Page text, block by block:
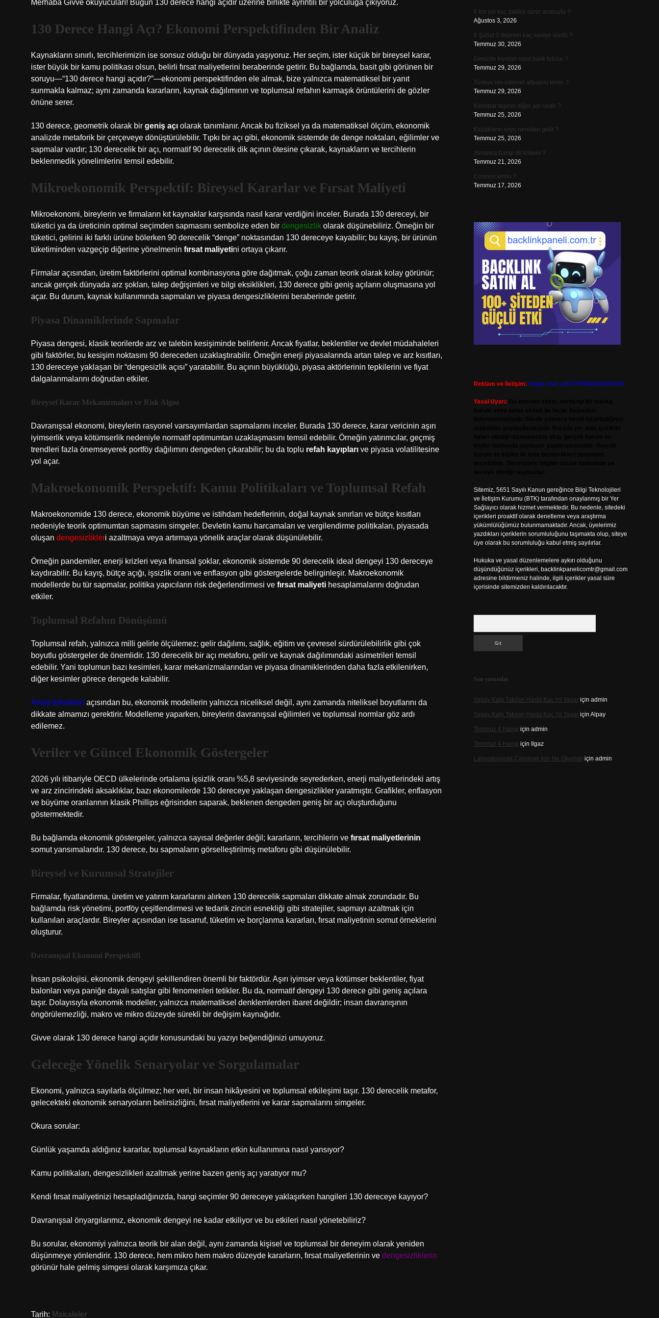
Merhaba Givve okuyucuları! Bugün 130 derece hangi açıdır üzerine birlikte ayrıntılı bir yolculuğa çıkıyoruz.
130 Derece Hangi Açı? Ekonomi Perspektifinden Bir Analiz
Kaynakların sınırlı, tercihlerimizin ise sonsuz olduğu bir dünyada yaşıyoruz. Her seçim, ister küçük bir bireysel karar,
ister büyük bir kamu politikası olsun, belirli fırsat maliyetlerini beraberinde getirir. Bu bağlamda, basit gibi görünen bir
soruyu—“130 derece hangi açıdır?”—ekonomi perspektifinden ele almak, bize yalnızca matematiksel bir yanıt
sunmakla kalmaz; aynı zamanda kararların, kaynak dağılımının ve toplumsal refahın karmaşık örüntülerini de gözler
önüne serer.
130 derece, geometrik olarak bir geniş açı olarak tanımlanır. Ancak bu fiziksel ya da matematiksel ölçüm, ekonomik
analizde metaforik bir çerçeveye dönüştürülebilir. Tıpkı bir açı gibi, ekonomik sistemde de denge noktaları, eğilimler ve
sapmalar vardır; 130 derecelik bir açı, normatif 90 derecelik dik açının ötesine çıkarak, kaynakların ve tercihlerin
beklenmedik yönelimlerini temsil edebilir.
Mikroekonomik Perspektif: Bireysel Kararlar ve Fırsat Maliyeti
Mikroekonomi, bireylerin ve firmaların kıt kaynaklar karşısında nasıl karar verdiğini inceler. Burada 130 dereceyi, bir
tüketici ya da üreticinin optimal seçimden sapmasını sembolize eden bir dengesizlik olarak düşünebiliriz. Örneğin bir
tüketici, gelirini iki farklı ürüne bölerken 90 derecelik “denge” noktasından 130 dereceye kayabilir; bu kayış, bir ürünün
tüketiminden vazgeçip diğerine yönelmenin fırsat maliyetini ortaya çıkarır.
Firmalar açısından, üretim faktörlerini optimal kombinasyona göre dağıtmak, çoğu zaman teorik olarak kolay görünür;
ancak gerçek dünyada arz şokları, talep değişimleri ve bilgi eksiklikleri, 130 derece gibi geniş açıların oluşmasına yol
açar. Bu durum, kaynak kullanımında sapmaları ve piyasa dengesizliklerini beraberinde getirir.
Piyasa Dinamiklerinde Sapmalar
Piyasa dengesi, klasik teorilerde arz ve talebin kesişiminde belirlenir. Ancak fiyatlar, beklentiler ve devlet müdahaleleri
gibi faktörler, bu kesişim noktasını 90 dereceden uzaklaştırabilir. Örneğin enerji piyasalarında artan talep ve arz kısıtları,
130 dereceye yaklaşan bir “dengesizlik açısı” yaratabilir. Bu açının büyüklüğü, piyasa aktörlerinin tepkilerini ve fiyat
dalgalanmalarını doğrudan etkiler.
Bireysel Karar Mekanizmaları ve Risk Algısı
Davranışsal ekonomi, bireylerin rasyonel varsayımlardan sapmalarını inceler. Burada 130 derece, karar vericinin aşırı
iyimserlik veya kötümserlik nedeniyle normatif optimumtan uzaklaşmasını temsil edebilir. Örneğin yatırımcılar, geçmiş
trendleri fazla önemseyerek portföy dağılımını dengeden çıkarabilir; bu da toplu refah kayıpları ve piyasa volatilitesine
yol açar.
Makroekonomik Perspektif: Kamu Politikaları ve Toplumsal Refah
Makroekonomide 130 derece, ekonomik büyüme ve istihdam hedeflerinin, doğal kaynak sınırları ve bütçe kısıtları
nedeniyle teorik optimumtan sapmasını simgeler. Devletin kamu harcamaları ve vergilendirme politikaları, piyasada
oluşan dengesizlikleri azaltmaya veya artırmaya yönelik araçlar olarak düşünülebilir.
Örneğin pandemiler, enerji krizleri veya finansal şoklar, ekonomik sistemde 90 derecelik ideal dengeyi 130 dereceye
kaydırabilir. Bu kayış, bütçe açığı, işsizlik oranı ve enflasyon gibi göstergelerde belirginleşir. Makroekonomik
modellerde bu tür sapmalar, politika yapıcıların risk değerlendirmesi ve fırsat maliyeti hesaplamalarını doğrudan
etkiler.
Toplumsal Refahın Dönüşümü
Toplumsal refah, yalnızca milli gelirle ölçülemez; gelir dağılımı, sağlık, eğitim ve çevresel sürdürülebilirlik gibi çok
boyutlu göstergeler de önemlidir. 130 derecelik bir açı metaforu, gelir ve kaynak dağılımındaki asimetrileri temsil
edebilir. Yani toplumun bazı kesimleri, karar mekanizmalarından ve piyasa dinamiklerinden daha fazla etkilenirken,
diğer kesimler görece dengede kalabilir.
Anlatı teknikleri açısından bu, ekonomik modellerin yalnızca niceliksel değil, aynı zamanda niteliksel boyutlarını da
dikkate almamızı gerektirir. Modelleme yaparken, bireylerin davranışsal eğilimleri ve toplumsal normlar göz ardı
edilemez.
Veriler ve Güncel Ekonomik Göstergeler
2026 yılı itibariyle OECD ülkelerinde ortalama işsizlik oranı %5,8 seviyesinde seyrederken, enerji maliyetlerindeki artış
ve arz zincirindeki aksaklıklar, bazı ekonomilerde 130 dereceye yaklaşan dengesizlikler yaratmıştır. Grafikler, enflasyon
ve büyüme oranlarının klasik Phillips eğrisinden saparak, beklenen dengeden geniş bir açı oluşturduğunu
göstermektedir.
Bu bağlamda ekonomik göstergeler, yalnızca sayısal değerler değil; kararların, tercihlerin ve fırsat maliyetlerinin
somut yansımalarıdır. 130 derece, bu sapmaların görselleştirilmiş metaforu gibi düşünülebilir.
Bireysel ve Kurumsal Stratejiler
Firmalar, fiyatlandırma, üretim ve yatırım kararlarını alırken 130 derecelik sapmaları dikkate almak zorundadır. Bu
bağlamda risk yönetimi, portföy çeşitlendirmesi ve tedarik zinciri esnekliği gibi stratejiler, sapmayı azaltmak için
kullanılan araçlardır. Bireyler açısından ise tasarruf, tüketim ve borçlanma kararları, fırsat maliyetinin somut örneklerini
oluşturur.
Davranışsal Ekonomi Perspektifi
İnsan psikolojisi, ekonomik dengeyi şekillendiren önemli bir faktördür. Aşırı iyimser veya kötümser beklentiler, fiyat
balonları veya paniğe dayalı satışlar gibi fenomenleri tetikler. Bu da, normatif dengeyi 130 derece gibi geniş açılara
taşır. Dolayısıyla ekonomik modeller, yalnızca matematiksel denklemlerden ibaret değildir; insan davranışının
öngörülemezliği, makro ve mikro düzeyde sürekli bir değişim kaynağıdır.
Givve olarak 130 derece hangi açıdır konusundaki bu yazıyı beğendiğinizi umuyoruz.
Geleceğe Yönelik Senaryolar ve Sorgulamalar
Ekonomi, yalnızca sayılarla ölçülmez; her veri, bir insan hikâyesini ve toplumsal etkileşimi taşır. 130 derecelik metafor,
gelecekteki ekonomik senaryoların belirsizliğini, fırsat maliyetlerini ve karar sapmalarını simgeler.
Okura sorular:
Günlük yaşamda aldığınız kararlar, toplumsal kaynakların etkin kullanımına nasıl yansıyor?
Kamu politikaları, dengesizlikleri azaltmak yerine bazen geniş açı yaratıyor mu?
Kendi fırsat maliyetinizi hesapladığınızda, hangi seçimler 90 dereceye yaklaşırken hangileri 130 dereceye kayıyor?
Davranışsal önyargılarımız, ekonomik dengeyi ne kadar etkiliyor ve bu etkileri nasıl yönetebiliriz?
Bu sorular, ekonomiyi yalnızca teorik bir alan değil, aynı zamanda kişisel ve toplumsal bir deneyim olarak yeniden
düşünmeye yönlendirir. 130 derece, hem mikro hem makro düzeyde kararların, fırsat maliyetlerinin ve dengesizliklerin
görünür hale gelmiş simgesi olarak karşımıza çıkar.
Tarih: Makaleler
8 km yol kaç dakika sürer arabayla ?
Ağustos 3, 2026
6 Şubat 2 deprem kaç saniye sürdü ?
Temmuz 30, 2026
Denizde kıyıdan nasıl balık tutulur ?
Temmuz 29, 2026
Türkiye’nin internet altyapısı kimin ?
Temmuz 29, 2026
Kehribar taşının diğer adı nedir ?
Temmuz 25, 2026
Kazakların soyu nereden gelir ?
Temmuz 25, 2026
Almanca hangi dil kökeni ?
Temmuz 21, 2026
Cosmos kimin ?
Temmuz 17, 2026
Reklam ve İletişim: Skype: live:.cid.575569c608265c69
Yasal Uyarı:
Sitemiz, 5651 Sayılı Kanun gereğince Bilgi Teknolojileri
ve İletişim Kurumu (BTK) tarafından onaylanmış bir Yer
Sağlayıcı olarak hizmet vermektedir. Bu nedenle, sitedeki
içerikleri proaktif olarak denetleme veya araştırma
yükümlülüğümüz bulunmamaktadır. Ancak, üyelerimiz
yazdıkları içeriklerin sorumluluğunu taşımakta olup, siteye
üye olarak bu sorumluluğu kabul etmiş sayılırlar.
Hukuka ve yasal düzenlemelere aykırı olduğunu
düşündüğünüz içerikleri, backlinkpanelicomtr@gmail.com
adresine bildirmeniz halinde, ilgili içerikler yasal süre
içerisinde sitemizden kaldırılacaktır.
Son yorumlar
Yapay Kalp Takılan Hasta Kaç Yıl Yaşariçin admin
Yapay Kalp Takılan Hasta Kaç Yıl Yaşariçin Alpay
Temmuz 4 Hangi için admin
Temmuz 4 Hangi için Ilgaz
Laboratuvarda Çalışmak Için Ne Okumalı için admin